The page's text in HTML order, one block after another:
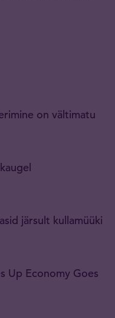
on vältimatu
järsult kullamüüki
Up Economy Goes